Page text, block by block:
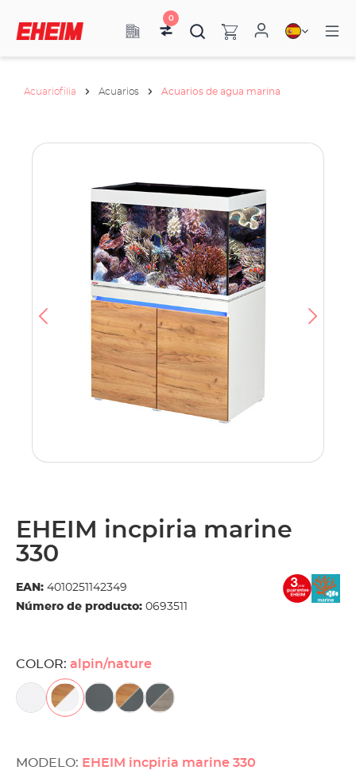
0
Acuariofilia Acuarios Acuarios de agua marina
EHEIM incpiria marine
330
EAN: 4010251142349
Número de producto: 0693511
COLOR: alpin/nature
MODELO: EHEIM incpiria marine 330